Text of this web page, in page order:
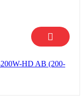
HD AB (200-